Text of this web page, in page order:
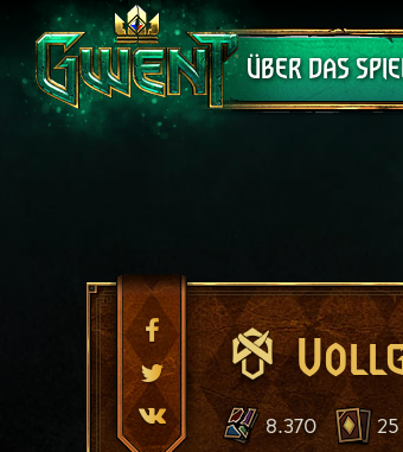
ÜBER DAS
Support
8.370 25